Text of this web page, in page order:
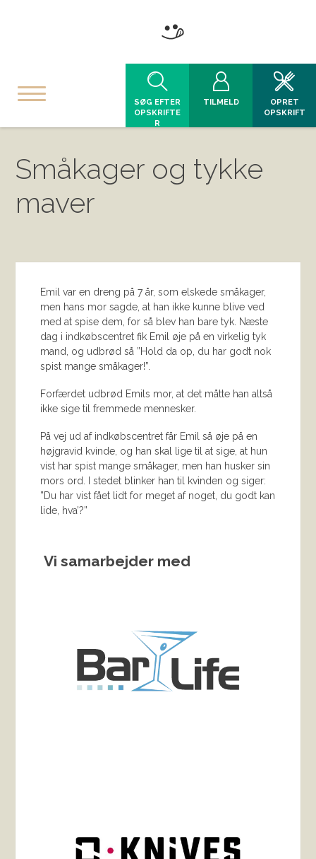
SØG EFTER
OPSKRIFTE
R
TILMELD
OPRET
OPSKRIFT
Småkager og tykke
maver
Emil var en dreng på 7 år, som elskede småkager,
men hans mor sagde, at han ikke kunne blive ved
med at spise dem, for så blev han bare tyk. Næste
dag i indkøbscentret fik Emil øje på en virkelig tyk
mand, og udbrød så ”Hold da op, du har godt nok
spist mange småkager!”.
Forfærdet udbrød Emils mor, at det måtte han altså
ikke sige til fremmede mennesker.
På vej ud af indkøbscentret får Emil så øje på en
højgravid kvinde, og han skal lige til at sige, at hun
vist har spist mange småkager, men han husker sin
mors ord. I stedet blinker han til kvinden og siger:
”Du har vist fået lidt for meget af noget, du godt kan
lide, hva’?”
Vi samarbejder med